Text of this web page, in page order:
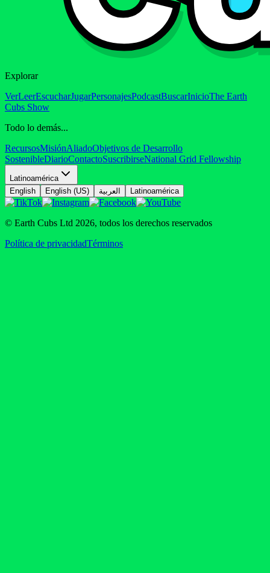
Explorar
VerLeerEscucharJugarPersonajesPodcastBuscarInicioThe Earth
Cubs Show
Todo lo demás...
RecursosMisiónAliadoObjetivos de Desarrollo
SostenibleDiarioContactoSuscribirseNational Grid Fellowship
Latinoamérica
English
English (US) العربية Latinoamérica
© Earth Cubs Ltd 2026, todos los derechos reservados
Política de privacidadTérminos